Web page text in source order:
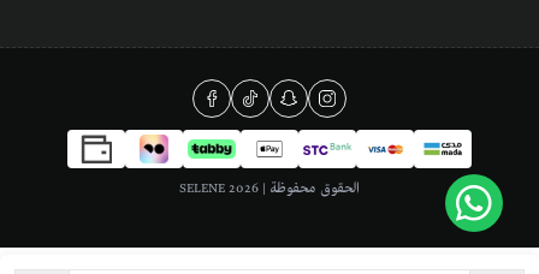
الحقوق محفوظة | 2026 SELENE